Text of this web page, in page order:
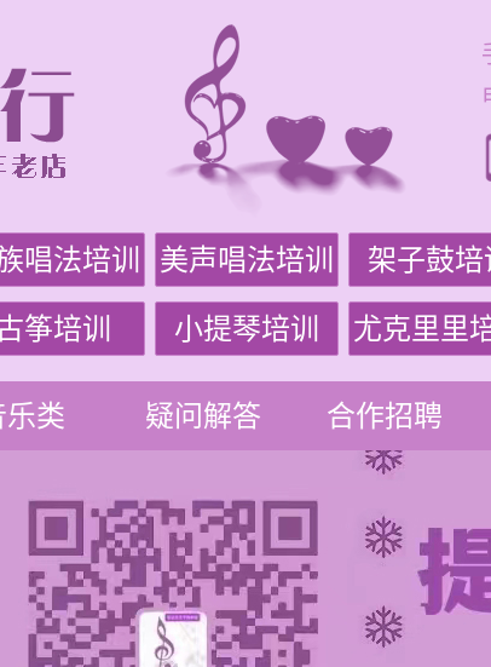
唱法培训 美声唱法培训 架子鼓培
筝培训 小提琴培训 尤克里里
乐类 疑问解答 合作招聘